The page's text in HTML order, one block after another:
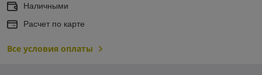
Наличными
Расчет по карте
Все условия оплаты